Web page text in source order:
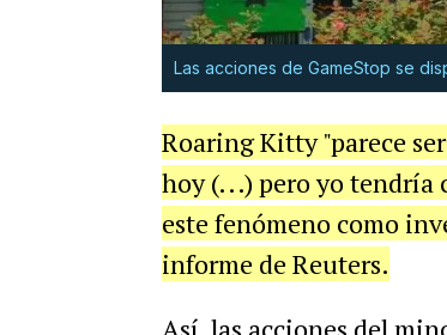
Las acciones de GameStop se
Roaring Kitty "parece
hoy (...) pero yo tendría
este fenómeno como
informe de Reuters.